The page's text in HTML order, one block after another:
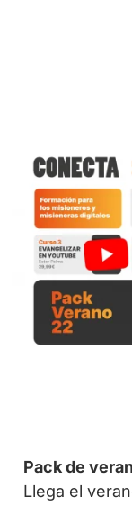
Pack de
Llega el